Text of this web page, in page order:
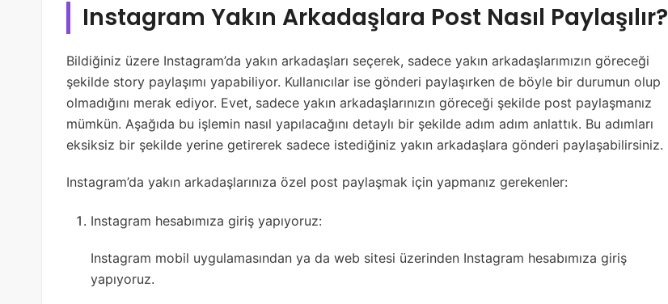
Instagram Yakın Arkadaşlara Post Nasıl Paylaşılır?
Bildiğiniz üzere Instagram’da yakın arkadaşları seçerek, sadece yakın arkadaşlarımızın göreceği
şekilde story paylaşımı yapabiliyor. Kullanıcılar ise gönderi paylaşırken de böyle bir durumun olup
olmadığını merak ediyor. Evet, sadece yakın arkadaşlarınızın göreceği şekilde post paylaşmanız
mümkün. Aşağıda bu işlemin nasıl yapılacağını detaylı bir şekilde adım adım anlattık. Bu adımları
eksiksiz bir şekilde yerine getirerek sadece istediğiniz yakın arkadaşlara gönderi paylaşabilirsiniz.
Instagram’da yakın arkadaşlarınıza özel post paylaşmak için yapmanız gerekenler:
Instagram hesabımıza giriş yapıyoruz:
Instagram mobil uygulamasından ya da web sitesi üzerinden Instagram hesabımıza giriş
yapıyoruz.